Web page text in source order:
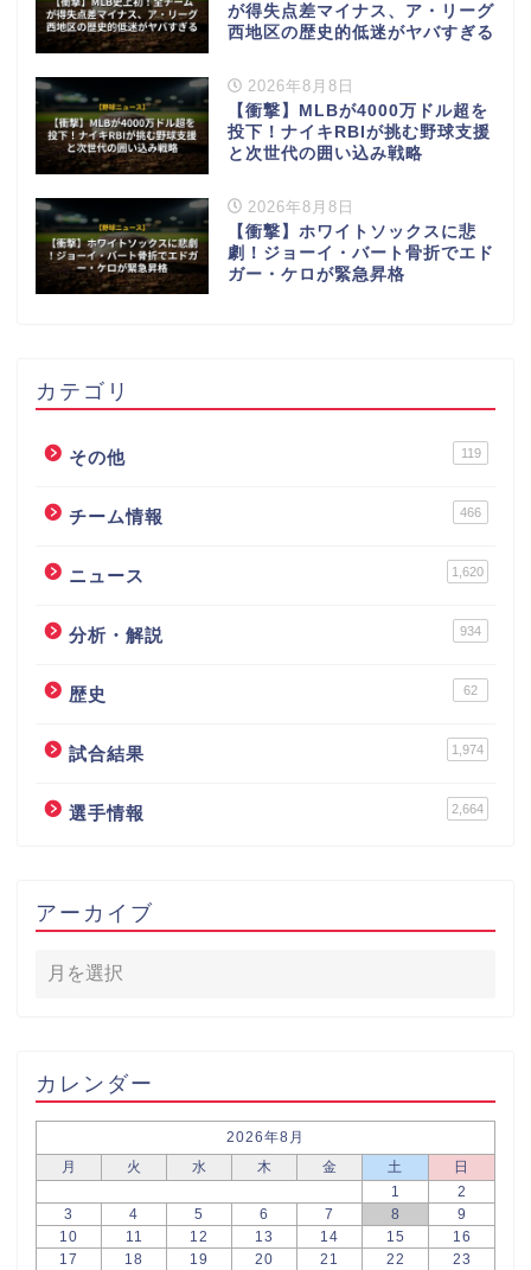
が得失点差マイナス、ア・リーグ
西地区の歴史的低迷がヤバすぎる
2026年8月8日
【衝撃】MLBが4000万ドル超を
投下！ナイキRBIが挑む野球支援
と次世代の囲い込み戦略
2026年8月8日
【衝撃】ホワイトソックスに悲
劇！ジョーイ・バート骨折でエド
ガー・ケロが緊急昇格
カテゴリ
その他 119
チーム情報 466
ニュース 1,620
分析・解説 934
歴史 62
試合結果 1,974
選手情報 2,664
アーカイブ
カレンダー
2026年8月
月
火 水 木 金 土
日
1
2
3
4 5 6 7 8
9
10
11 12 13 14 15
16
17
18 19 20 21 22
23